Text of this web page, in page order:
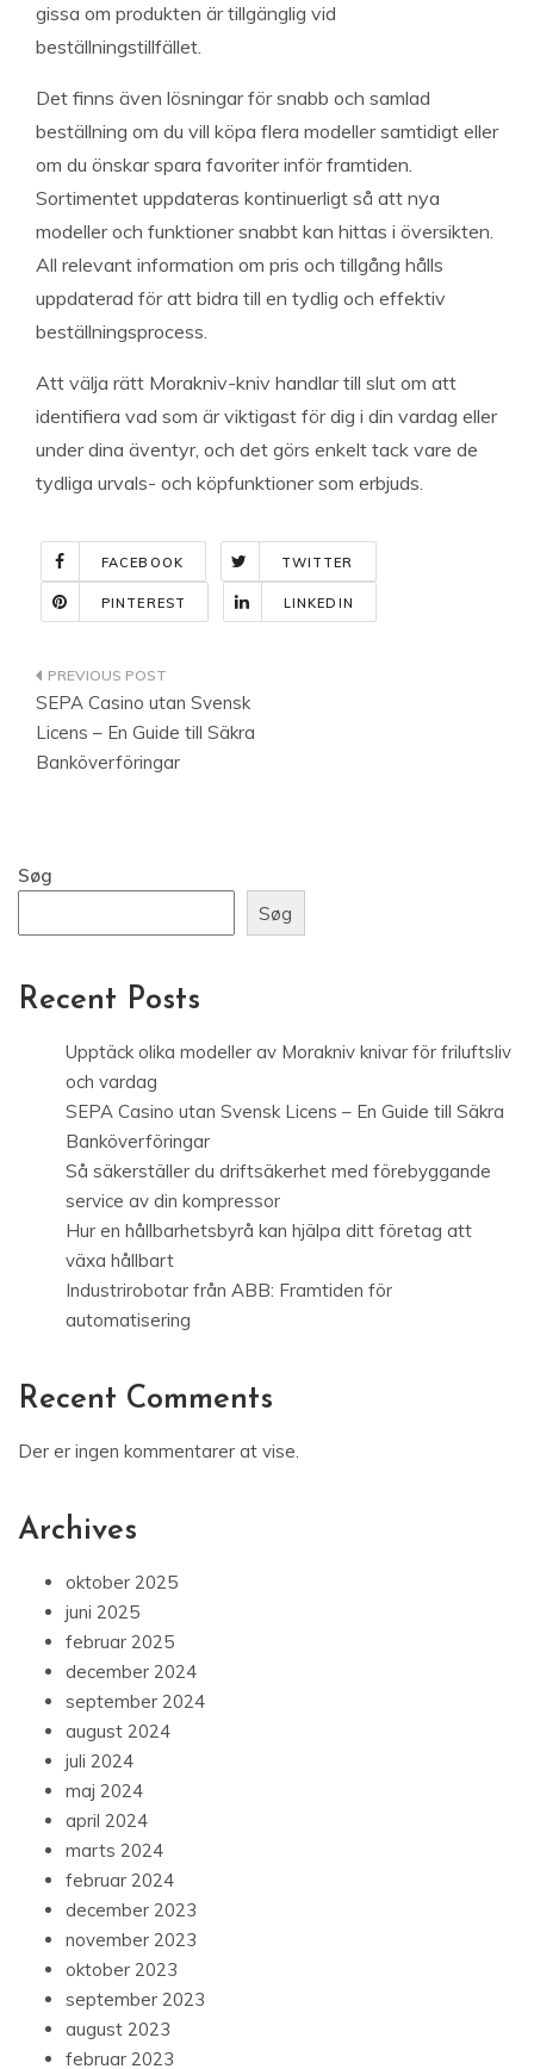
gissa om produkten är tillgänglig vid
beställningstillfället.
Det finns även lösningar för snabb och samlad
beställning om du vill köpa flera modeller samtidigt eller
om du önskar spara favoriter inför framtiden.
Sortimentet uppdateras kontinuerligt så att nya
modeller och funktioner snabbt kan hittas i översikten.
All relevant information om pris och tillgång hålls
uppdaterad för att bidra till en tydlig och effektiv
beställningsprocess.
Att välja rätt Morakniv-kniv handlar till slut om att
identifiera vad som är viktigast för dig i din vardag eller
under dina äventyr, och det görs enkelt tack vare de
tydliga urvals- och köpfunktioner som erbjuds.
FACEBOOK TWITTER
PINTEREST LINKEDIN
Indlægsnavigation
SEPA Casino utan Svensk
Licens – En Guide till Säkra
Banköverföringar
Søg
Søg
Recent Posts
Upptäck olika modeller av Morakniv knivar för friluftsliv
och vardag
SEPA Casino utan Svensk Licens – En Guide till Säkra
Banköverföringar
Så säkerställer du driftsäkerhet med förebyggande
service av din kompressor
Hur en hållbarhetsbyrå kan hjälpa ditt företag att
växa hållbart
Industrirobotar från ABB: Framtiden för
automatisering
Recent Comments
Der er ingen kommentarer at vise.
Archives
oktober 2025
juni 2025
februar 2025
december 2024
september 2024
august 2024
juli 2024
maj 2024
april 2024
marts 2024
februar 2024
december 2023
november 2023
oktober 2023
september 2023
august 2023
februar 2023